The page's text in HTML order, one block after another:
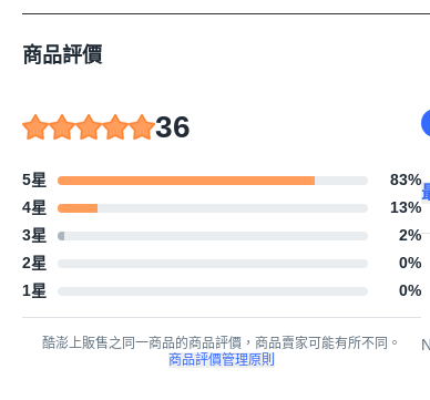
商品評價
36
5星 83%
4星
13%
3星
2%
2星
0%
1星
0%
酷澎上販售之同一商品的商品評價，商品賣家可能有所不同。
商品評價管理原則